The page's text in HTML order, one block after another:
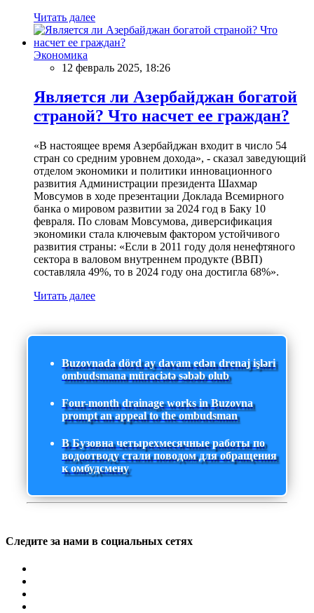
Читать далее
Экономика
12 февраль 2025, 18:26
Является ли Азербайджан богатой
страной? Что насчет ее граждан?
«В настоящее время Азербайджан входит в число 54
стран со средним уровнем дохода», - сказал заведующий
отделом экономики и политики инновационного
развития Администрации президента Шахмар
Мовсумов в ходе презентации Доклада Всемирного
банка о мировом развитии за 2024 год в Баку 10
февраля. По словам Мовсумова, диверсификация
экономики стала ключевым фактором устойчивого
развития страны: «Если в 2011 году доля ненефтяного
сектора в валовом внутреннем продукте (ВВП)
составляла 49%, то в 2024 году она достигла 68%».
Читать далее
Buzovnada dörd ay davam edən drenaj işləri
ombudsmana müraciətə səbəb olub
Four-month drainage works in Buzovna
prompt an appeal to the ombudsman
В Бузовна четырехмесячные работы по
водоотводу стали поводом для обращения
к омбудсмену
Следите за нами в социальных сетях